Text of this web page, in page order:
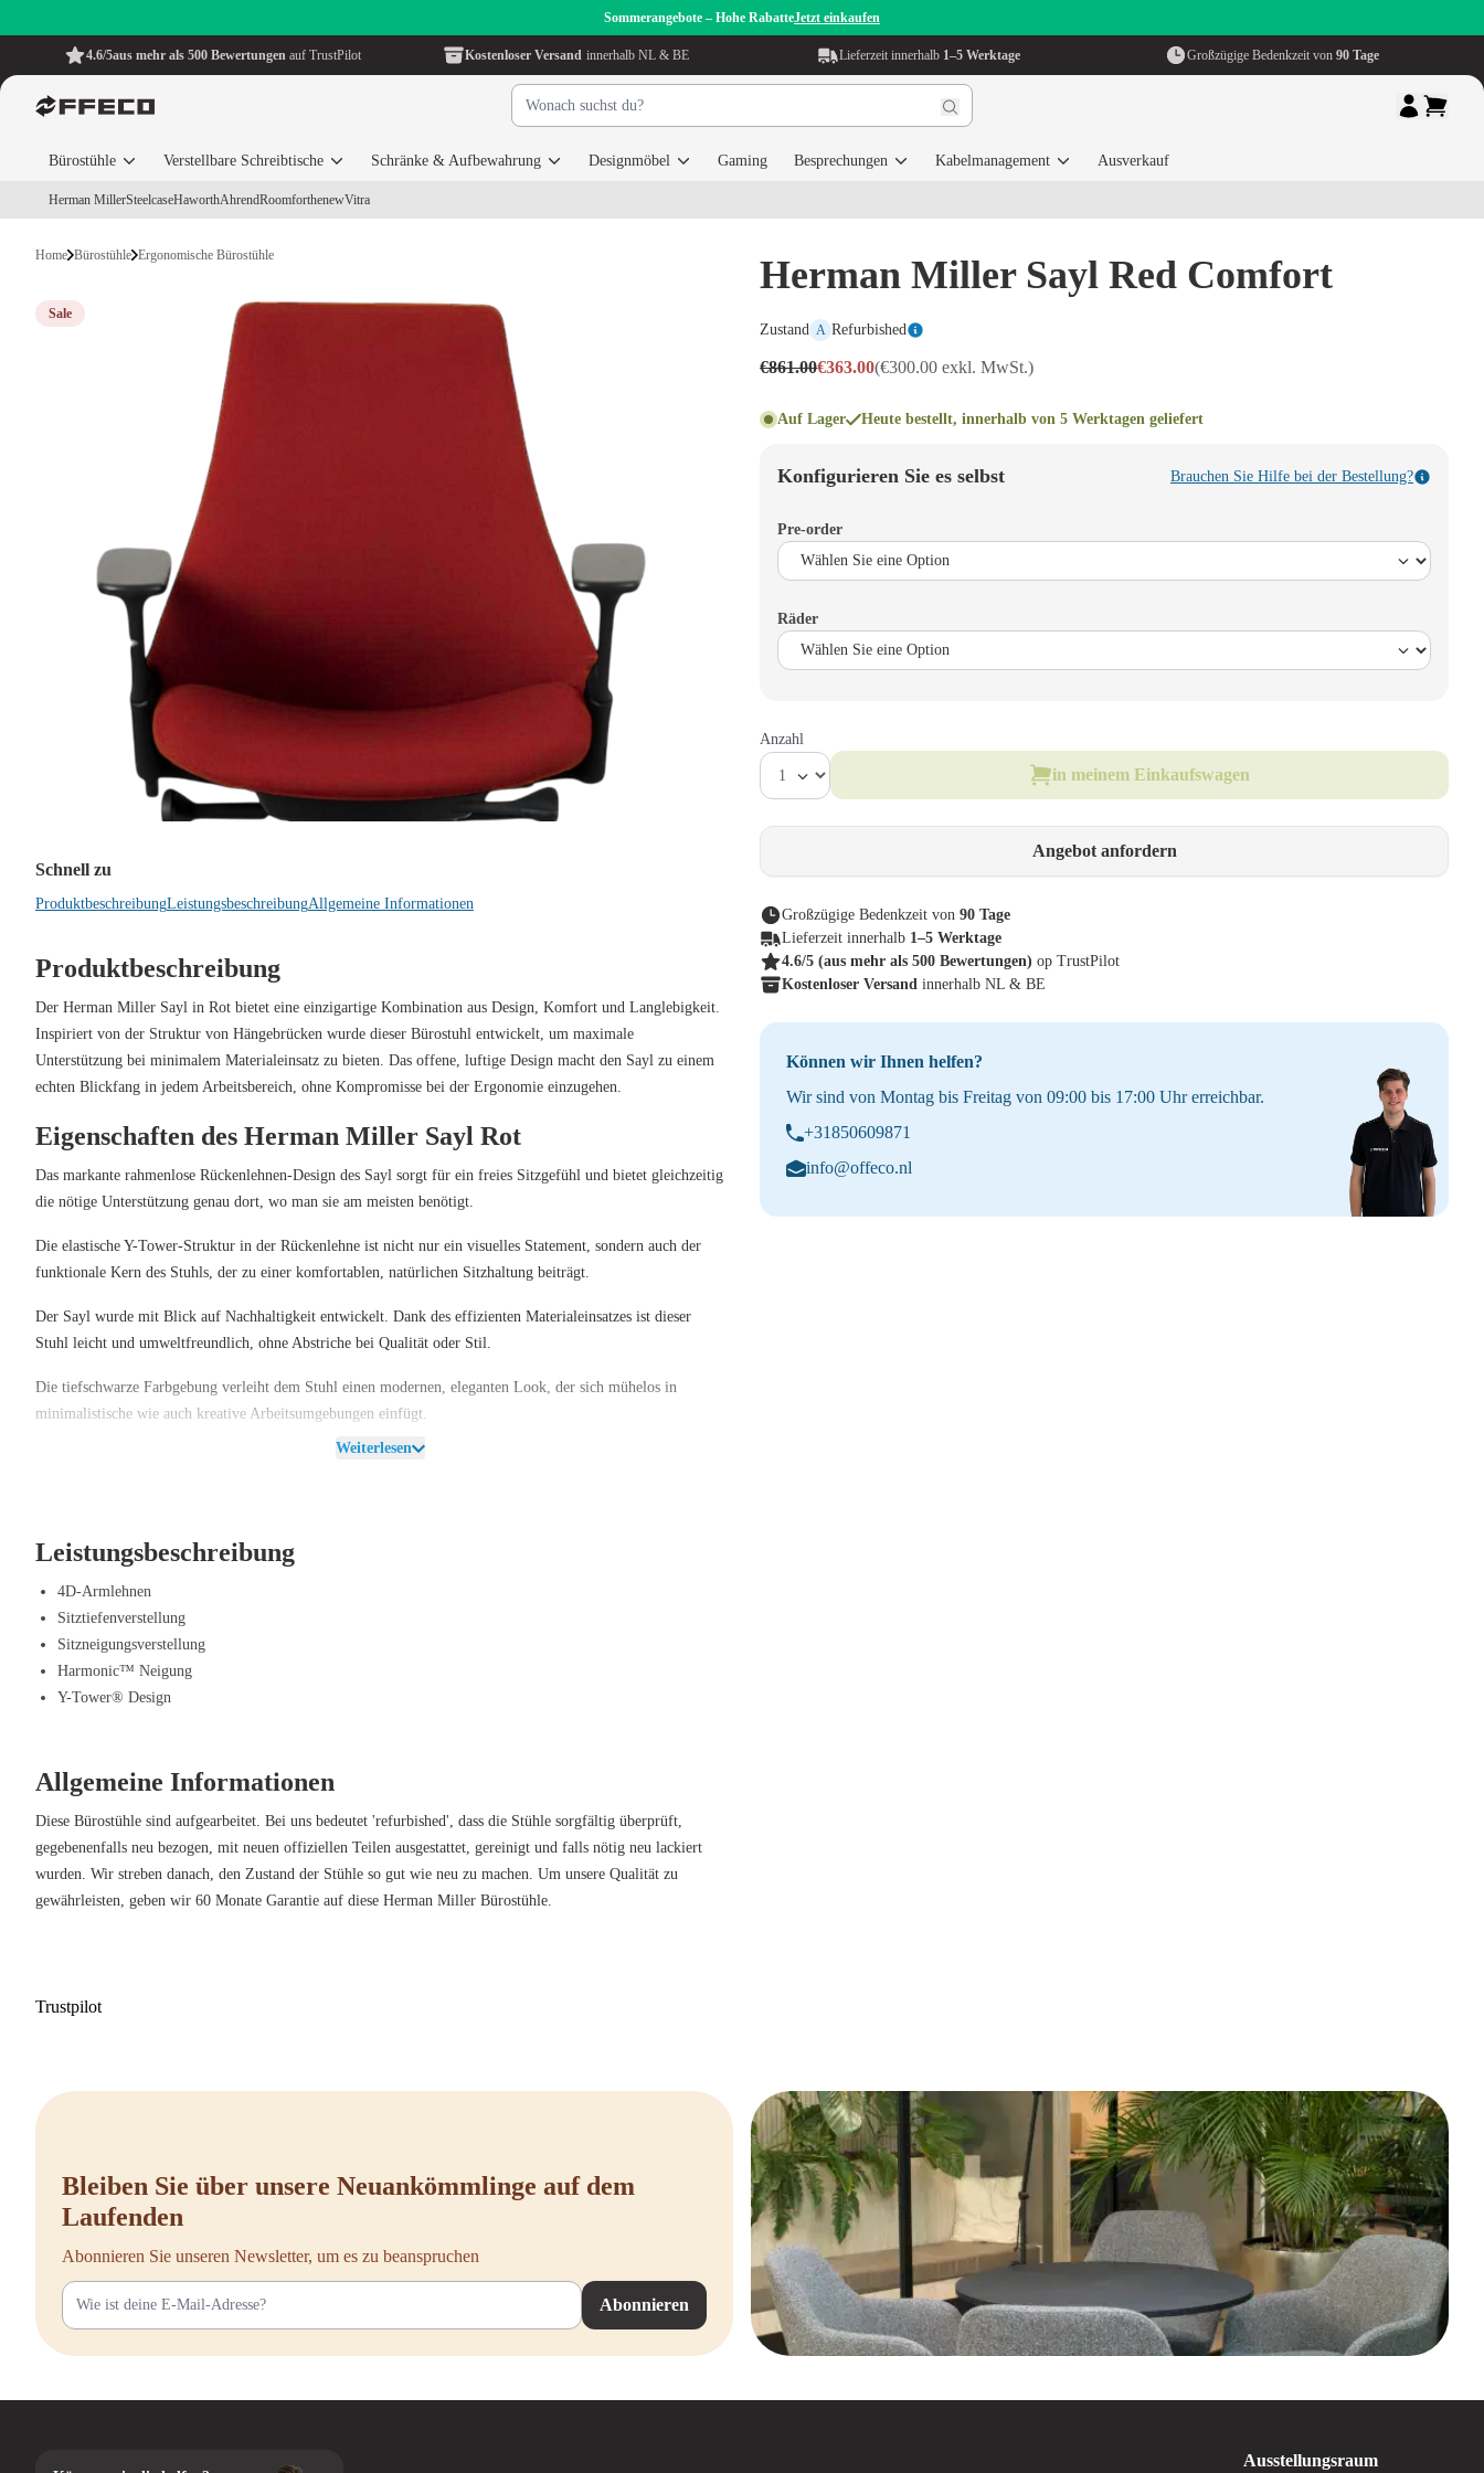
Sommerangebote – Hohe RabatteJetzt einkaufen
4.6/5aus mehr als 500 Bewertungenauf TrustPilot Kostenloser Versand innerhalb NL & BE Lieferzeit innerhalb 1–5 Werktage Großzügige Bedenkzeit von 90 Tage
Bürostühle Verstellbare Schreibtische Schränke & Aufbewahrung Designmöbel Gaming Besprechungen Kabelmanagement Ausverkauf
Herman MillerSteelcaseHaworthAhrendRoomforthenewVitra
Home Bürostühle Ergonomische Bürostühle
Sale
Herman Miller Sayl Red Comfort
Zustand A Refurbished
€861.00€363.00(€300.00 exkl. MwSt.)
Auf Lager Heute bestellt, innerhalb von 5 Werktagen geliefert
Konfigurieren Sie es selbst Brauchen Sie Hilfe bei der Bestellung?
Pre-order
Räder
Anzahl
in meinem Einkaufswagen
Angebot anfordern
Großzügige Bedenkzeit von 90 Tage
Lieferzeit innerhalb 1–5 Werktage
4.6/5 (aus mehr als 500 Bewertungen) op TrustPilot
Kostenloser Versand innerhalb NL & BE
Können wir Ihnen helfen?
Wir sind von Montag bis Freitag von 09:00 bis 17:00 Uhr erreichbar.
+31850609871
info@offeco.nl
Schnell zu
ProduktbeschreibungLeistungsbeschreibungAllgemeine Informationen
Produktbeschreibung
Der Herman Miller Sayl in Rot bietet eine einzigartige Kombination aus Design, Komfort und Langlebigkeit.
Inspiriert von der Struktur von Hängebrücken wurde dieser Bürostuhl entwickelt, um maximale
Unterstützung bei minimalem Materialeinsatz zu bieten. Das offene, luftige Design macht den Sayl zu einem
echten Blickfang in jedem Arbeitsbereich, ohne Kompromisse bei der Ergonomie einzugehen.
Eigenschaften des Herman Miller Sayl Rot
Das markante rahmenlose Rückenlehnen-Design des Sayl sorgt für ein freies Sitzgefühl und bietet gleichzeitig
die nötige Unterstützung genau dort, wo man sie am meisten benötigt.
Die elastische Y-Tower-Struktur in der Rückenlehne ist nicht nur ein visuelles Statement, sondern auch der
funktionale Kern des Stuhls, der zu einer komfortablen, natürlichen Sitzhaltung beiträgt.
Der Sayl wurde mit Blick auf Nachhaltigkeit entwickelt. Dank des effizienten Materialeinsatzes ist dieser
Stuhl leicht und umweltfreundlich, ohne Abstriche bei Qualität oder Stil.
Die tiefschwarze Farbgebung verleiht dem Stuhl einen modernen, eleganten Look, der sich mühelos in
minimalistische wie auch kreative Arbeitsumgebungen einfügt.
Vorteile des Herman Miller Sayl Rot
Unterstützender Rückenrahmen – Sorgt für eine ausgewogene Sitzhaltung ohne Einschränkungen.
Belüftetes Design – Offene Rückenstruktur fördert die Luftzirkulation.
Kompakt und vielseitig – Ideal für Homeoffice und Büro.
Elegante Rot-Ausführung – Zeitlos und professionell mit modernem Touch.
Weiterlesen
Leistungsbeschreibung
4D-Armlehnen
Sitztiefenverstellung
Sitzneigungsverstellung
Harmonic™ Neigung
Y-Tower® Design
Allgemeine Informationen
Diese Bürostühle sind aufgearbeitet. Bei uns bedeutet 'refurbished', dass die Stühle sorgfältig überprüft,
gegebenenfalls neu bezogen, mit neuen offiziellen Teilen ausgestattet, gereinigt und falls nötig neu lackiert
wurden. Wir streben danach, den Zustand der Stühle so gut wie neu zu machen. Um unsere Qualität zu
gewährleisten, geben wir 60 Monate Garantie auf diese Herman Miller Bürostühle.
Trustpilot
Bleiben Sie über unsere Neuankömmlinge auf dem
Laufenden
Abonnieren Sie unseren Newsletter, um es zu beanspruchen
Abonnieren
Ausstellungsraum